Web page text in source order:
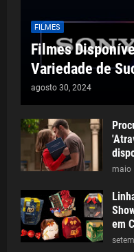
FILMES
Filmes
Variedade de
agosto 30, 2024
maio
em